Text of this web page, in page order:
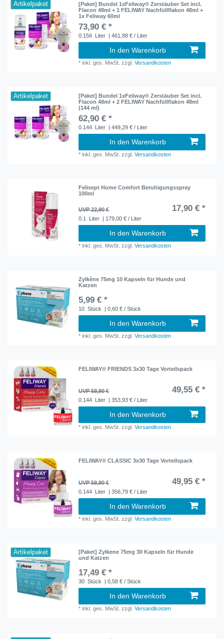
Artikelpaket
[Paket] Bundel 1xFeliway® Zerstäuber Set incl.
Flacon 48ml + 1 FELIWAY Nachfüllflakon 48ml +
1x Feliway 60ml
73,90 € *
0.156 Liter | 461,88 € / Liter
In den Warenkorb
*inkl. ges. MwSt. zzgl.Versandkosten
Artikelpaket
[Paket] Bundel 1xFeliway® Zerstäuber Set incl.
Flacon 48ml + 2 FELIWAY Nachfüllflakon 48ml
(144 ml)
62,90 € *
0.144 Liter | 449,29 € / Liter
In den Warenkorb
*inkl. ges. MwSt. zzgl.Versandkosten
Felisept Home Comfort Beruhigungsspray
100ml
UVP 22,90 € 17,90 € *
0.1 Liter | 179,00 € / Liter
In den Warenkorb
*inkl. ges. MwSt. zzgl.Versandkosten
Zylkène 75mg 10 Kapseln für Hunde und
Katzen
5,99 € *
10 Stück | 0,60 € / Stück
In den Warenkorb
*inkl. ges. MwSt. zzgl.Versandkosten
FELIWAY® FRIENDS 3x30 Tage Vorteilspack
UVP 59,90 € 49,55 € *
0.144 Liter | 353,93 € / Liter
In den Warenkorb
*inkl. ges. MwSt. zzgl.Versandkosten
FELIWAY® CLASSIC 3x30 Tage Vorteilspack
UVP 59,90 € 49,95 € *
0.144 Liter | 356,79 € / Liter
In den Warenkorb
*inkl. ges. MwSt. zzgl.Versandkosten
Artikelpaket
[Paket] Zylkene 75mg 30 Kapseln für Hunde
und Katzen
17,49 € *
30 Stück | 0,58 € / Stück
In den Warenkorb
*inkl. ges. MwSt. zzgl.Versandkosten